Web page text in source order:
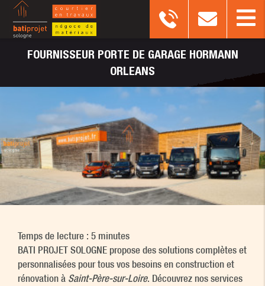
FOURNISSEUR PORTE DE GARAGE HORMANN
ORLEANS
Temps de lecture : 5 minutes
BATI PROJET SOLOGNE propose des solutions complètes et
personnalisées pour tous vos besoins en construction et
rénovation à Saint-Père-sur-Loire. Découvrez nos services